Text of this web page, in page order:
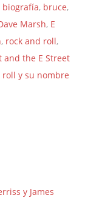
biografía, bruce,
Marsh, E
, rock and roll,
and the E Street
y su nombre
y James